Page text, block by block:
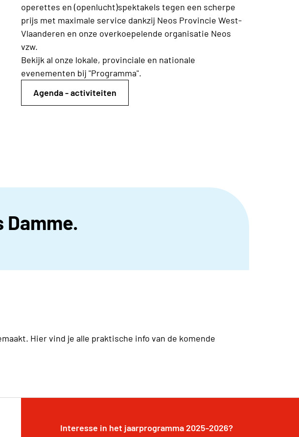
operettes en (openlucht)spektakels tegen een scherpe
prijs met maximale service dankzij Neos Provincie West-
Vlaanderen en onze overkoepelende organisatie Neos
vzw.
Bekijk al onze lokale, provinciale en nationale
evenementen bij "Programma".
Agenda - activiteiten
Hier vind je alle praktische info van de komende
Interesse in het jaarprogramma 2025-2026?